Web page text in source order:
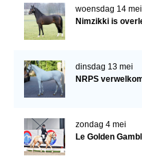
woensdag 14 mei
Nimzikki is
dinsdag 13 mei
NRPS
zondag 4 mei
Le Golden